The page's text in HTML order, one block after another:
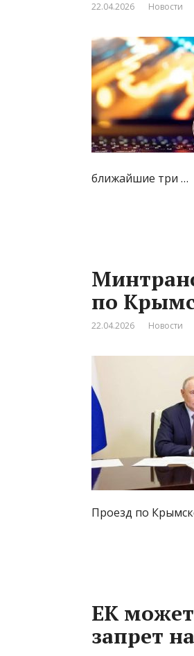
22.04.2026 Новости
ближайшие три …
по
22.04.2026 Новости
Проезд по
ЕК может
запрет